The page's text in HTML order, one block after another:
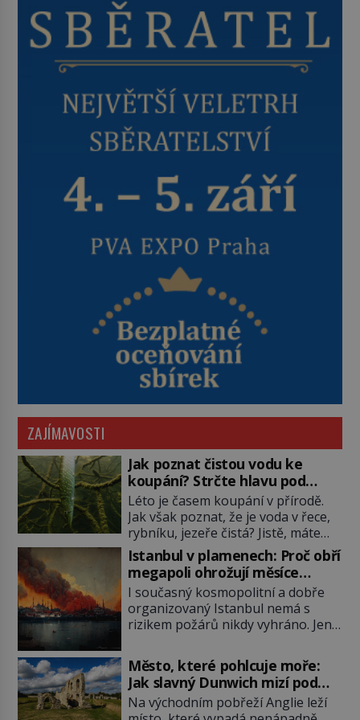
ZAJÍMAVOSTI
Jak poznat čistou vodu ke
koupání? Strčte hlavu pod
hladinu!
Léto je časem koupání v přírodě.
Jak však poznat, že je voda v řece,
rybníku, jezeře čistá? Jistě, máte
možnost využít informace
hygieniků či podrobit křížovému
výslechu provozovatele přírodního
koupaliště. Existuje ale ještě jiná
alternativa. Jaká? Podívat se pod
hladinu a zjistit, kdo si onu
dávno před vámi. Říká se jim
bioindikátory […]
Istanbul v plamenech: Proč obří
megapoli ohrožují měsíce
smaženého lilku?
I současný kosmopolitní a dobře
organizovaný Istanbul nemá s
rizikem požárů nikdy vyhráno. Jen
představit, jaká požární rizika
skrýval Istanbul časů minulých. Jak
čelilo město v minulosti potenciální
ohnivé katastrofě a proč jsou zde
Město, které pohlcuje moře:
Jak slavný Dunwich mizí pod
hladinou
Na východním pobřeží Anglie leží